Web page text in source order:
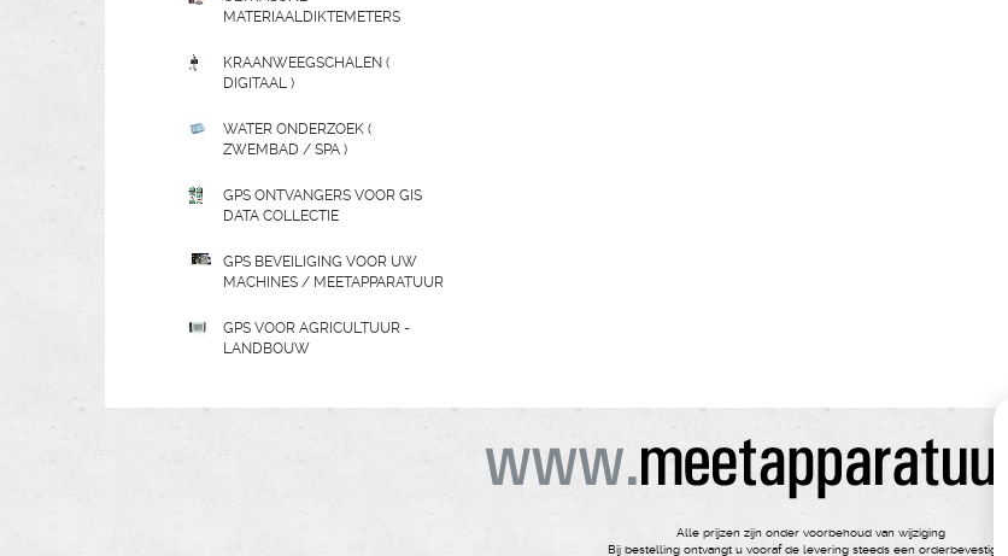
MATERIAALDIKTEMETERS
KRAANWEEGSCHALEN (
DIGITAAL )
WATER ONDERZOEK (
ZWEMBAD / SPA )
GPS ONTVANGERS VOOR GIS
DATA COLLECTIE
GPS BEVEILIGING VOOR UW
MACHINES / MEETAPPARATUUR
GPS VOOR AGRICULTUUR -
LANDBOUW
Alle prijzen zijn onder voorbehoud van wijziging
Bij bestelling ontvangt u vooraf de levering steeds een orderbevestiging